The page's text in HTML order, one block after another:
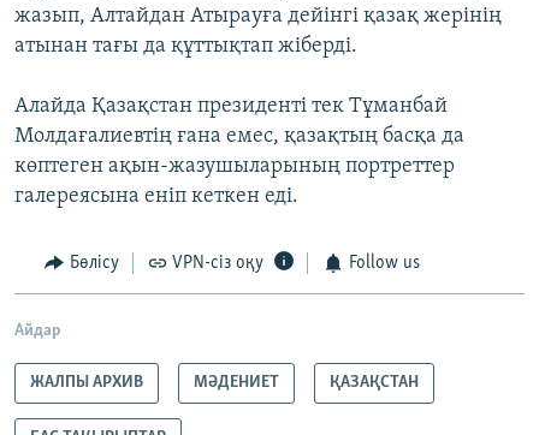
жазып, Алтайдан Атырауға дейінгі қазақ жерінің
атынан тағы да құттықтап жіберді.
Алайда Қазақстан президенті тек Тұманбай
Молдағалиевтің ғана емес, қазақтың басқа да
көптеген ақын-жазушыларының портреттер
галереясына еніп кеткен еді.
Бөлісу VPN-сіз оқу Follow us
Айдар
ЖАЛПЫ АРХИВ МӘДЕНИЕТ ҚАЗАҚСТАН